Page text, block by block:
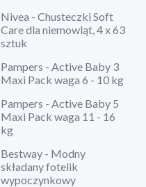
Nivea - Chusteczki Soft
Care dla niemowląt, 4 x 63
sztuk
Pampers - Active Baby 3
Maxi Pack waga 6 - 10 kg
Pampers - Active Baby 5
Maxi Pack waga 11 - 16
kg
Bestway - Modny
składany fotelik
wypoczynkowy